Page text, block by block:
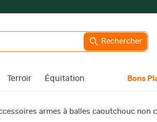
Rechercher
Terroir Équitation Bons
armes à balles caoutchouc non